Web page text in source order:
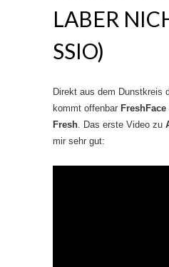
LABER
SSIO)
Direkt aus dem Dunstkreis
kommt offenbar
Fresh . Das erste Video zu
mir sehr gut: